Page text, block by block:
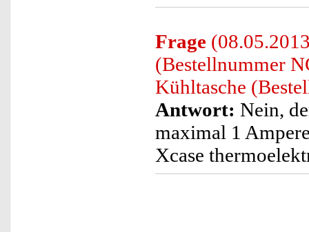
Frage
(Bestellnummer
Kühltasche
Antwort: Nein,
maximal 1
Xcase